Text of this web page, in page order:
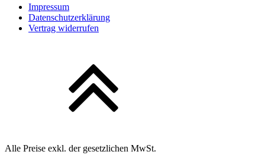
Impressum
Datenschutzerklärung
Vertrag widerrufen
Alle Preise exkl. der gesetzlichen MwSt.